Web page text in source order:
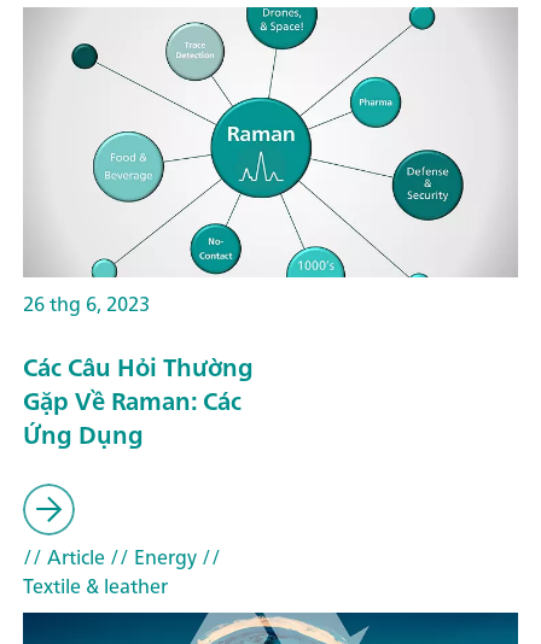
26 thg 6, 2023
Các Câu Hỏi Thường
Gặp Về Raman: Các
Ứng Dụng
// Article// Energy//
Textile & leather